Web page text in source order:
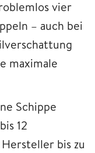
vier
– auch bei
maximale
Schippe
12
bis zu